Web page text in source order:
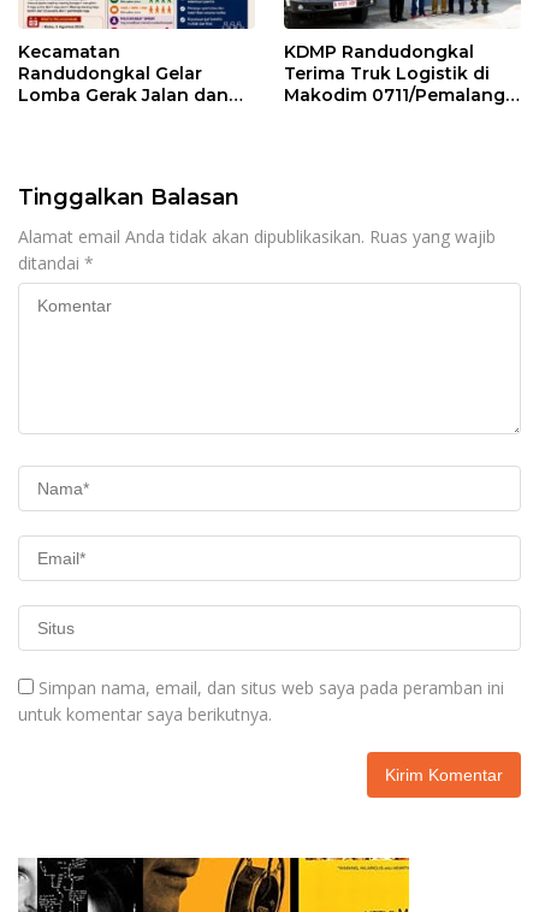
Kecamatan
Randudongkal Gelar
Lomba Gerak Jalan dan
KDMP Randudongkal
Terima Truk Logistik di
Makodim 0711/Pemalang
Tinggalkan Balasan
Alamat email Anda tidak akan dipublikasikan. Ruas yang wajib
ditandai *
Simpan nama, email, dan situs web saya pada peramban ini
untuk komentar saya berikutnya.